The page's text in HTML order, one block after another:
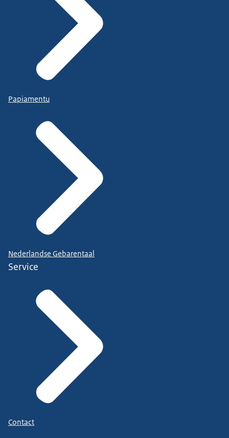
Papiamentu
Nederlandse Gebarentaal
Service
Contact